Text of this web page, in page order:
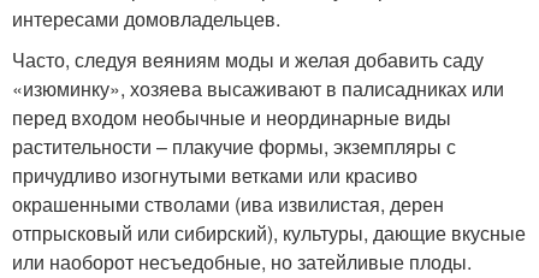
интересами домовладельцев.
Часто, следуя веяниям моды и желая добавить саду
«изюминку», хозяева высаживают в палисадниках или
перед входом необычные и неординарные виды
растительности – плакучие формы, экземпляры с
причудливо изогнутыми ветками или красиво
окрашенными стволами (ива извилистая, дерен
отпрысковый или сибирский), культуры, дающие вкусные
или наоборот несъедобные, но затейливые плоды.